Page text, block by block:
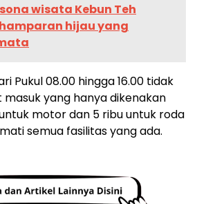
wisata Kebun Teh
hijau yang
Pukul 08.00 hingga 16.00 tidak
yang hanya dikenakan
motor dan 5 ribu untuk roda
semua fasilitas yang ada.